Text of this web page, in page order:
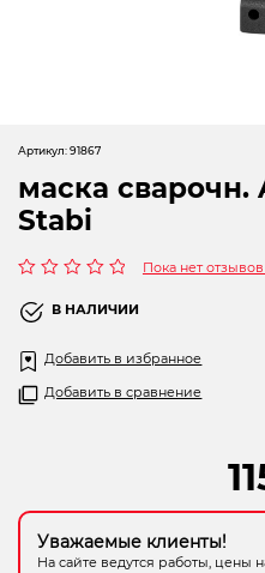
Подарочные сертификаты
Сварочное оборудование
Спецодежда
Станки
Строительное
Артикул:91867
маска сварочн.
Stabi
0
из
Пока нет
В НАЛИЧИИ
Добавить в избранное
Добавить в сравнение
Уважаемые клиенты!
На сайте ведутся работы, цены